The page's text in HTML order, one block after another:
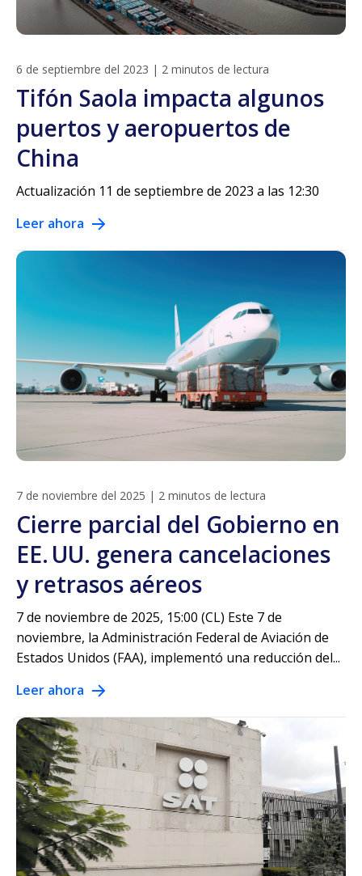
6 de septiembre del 2023 | 2 minutos de lectura
Tifón Saola impacta algunos
puertos y aeropuertos de
China
Actualización 11 de septiembre de 2023 a las 12:30
Leer ahora
7 de noviembre del 2025 | 2 minutos de lectura
Cierre parcial del Gobierno en
EE. UU. genera cancelaciones
y retrasos aéreos
7 de noviembre de 2025, 15:00 (CL) Este 7 de
noviembre, la Administración Federal de Aviación de
Estados Unidos (FAA), implementó una reducción del...
Leer ahora